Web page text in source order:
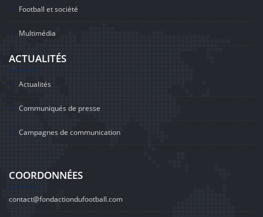
Football et société
Multimédia
ACTUALITÉS
Actualités
Communiqués de presse
Campagnes de communication
COORDONNÉES
contact@fondactiondufootball.com